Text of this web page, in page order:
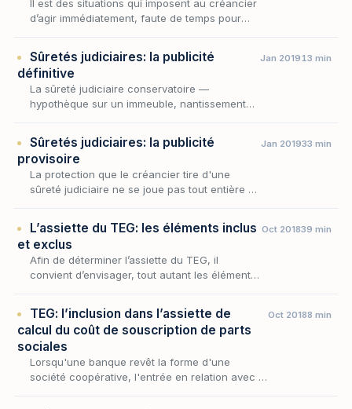
Il est des situations qui imposent au créancier
d’agir immédiatement, faute de temps pour
Sûretés judiciaires: la publicité
définitive
La sûreté judiciaire conservatoire —
hypothèque sur un immeuble, nantissement
temps. Une première…
Jan 201913 min
Sûretés judiciaires: la publicité
provisoire
La protection que le créancier tire d'une
sûreté judiciaire ne se joue pas tout entière au
rang,…
Jan 201933 min
L’assiette du TEG: les éléments inclus
et exclus
Afin de déterminer l’assiette du TEG, il
convient d’envisager, tout autant les éléments
Oct 201839 min
TEG: l’inclusion dans l’assiette de
calcul du coût de souscription de parts
sociales
Lorsqu'une banque revêt la forme d'une
société coopérative, l'entrée en relation avec le
Oct 20188 min